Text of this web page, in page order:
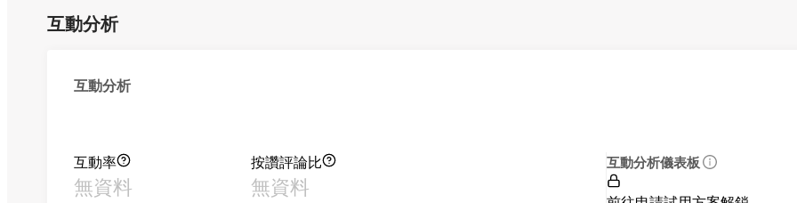
互動分析
互動分析
互動率
無資料
按讚評論比
無資料
互動分析儀表板